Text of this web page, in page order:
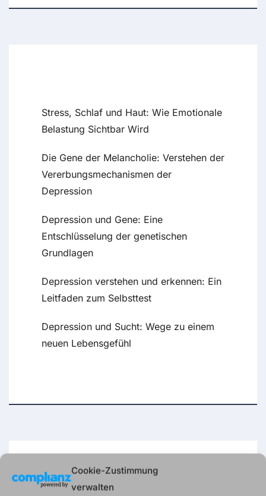
Cookie-Zustimmung
verwalten
Stress, Schlaf und Haut: Wie Emotionale
Belastung Sichtbar Wird
Die Gene der Melancholie: Verstehen der
Vererbungsmechanismen der
Depression
Depression und Gene: Eine
Entschlüsselung der genetischen
Grundlagen
Depression verstehen und erkennen: Ein
Leitfaden zum Selbsttest
Depression und Sucht: Wege zu einem
neuen Lebensgefühl
Recent Comments